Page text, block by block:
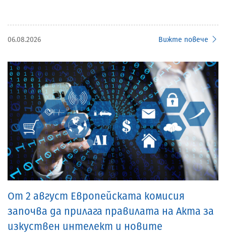
06.08.2026 Вижте повече
От 2 август Европейската комисия
започва да прилага правилата на Акта за
изкуствен интелект и новите